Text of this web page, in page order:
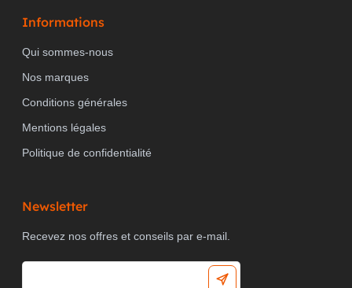
Informations
Qui sommes-nous
Nos marques
Conditions générales
Mentions légales
Politique de confidentialité
Newsletter
Recevez nos offres et conseils par e-mail.